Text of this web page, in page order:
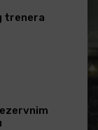
trenera